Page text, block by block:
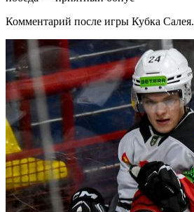
Комментарий после игры Кубка Салея.